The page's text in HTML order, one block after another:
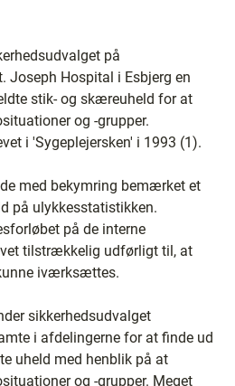
på
Joseph Hospital i Esbjerg en
stik- og skæreuheld for at
og -grupper.
i 'Sygeplejersken' i 1993 (1).
med bekymring bemærket et
på ulykkesstatistikken.
på de interne
tilstrækkelig udførligt til, at
iværksættes.
sikkerhedsudvalget
i afdelingerne for at finde ud
uheld med henblik på at
og -grupper. Meget